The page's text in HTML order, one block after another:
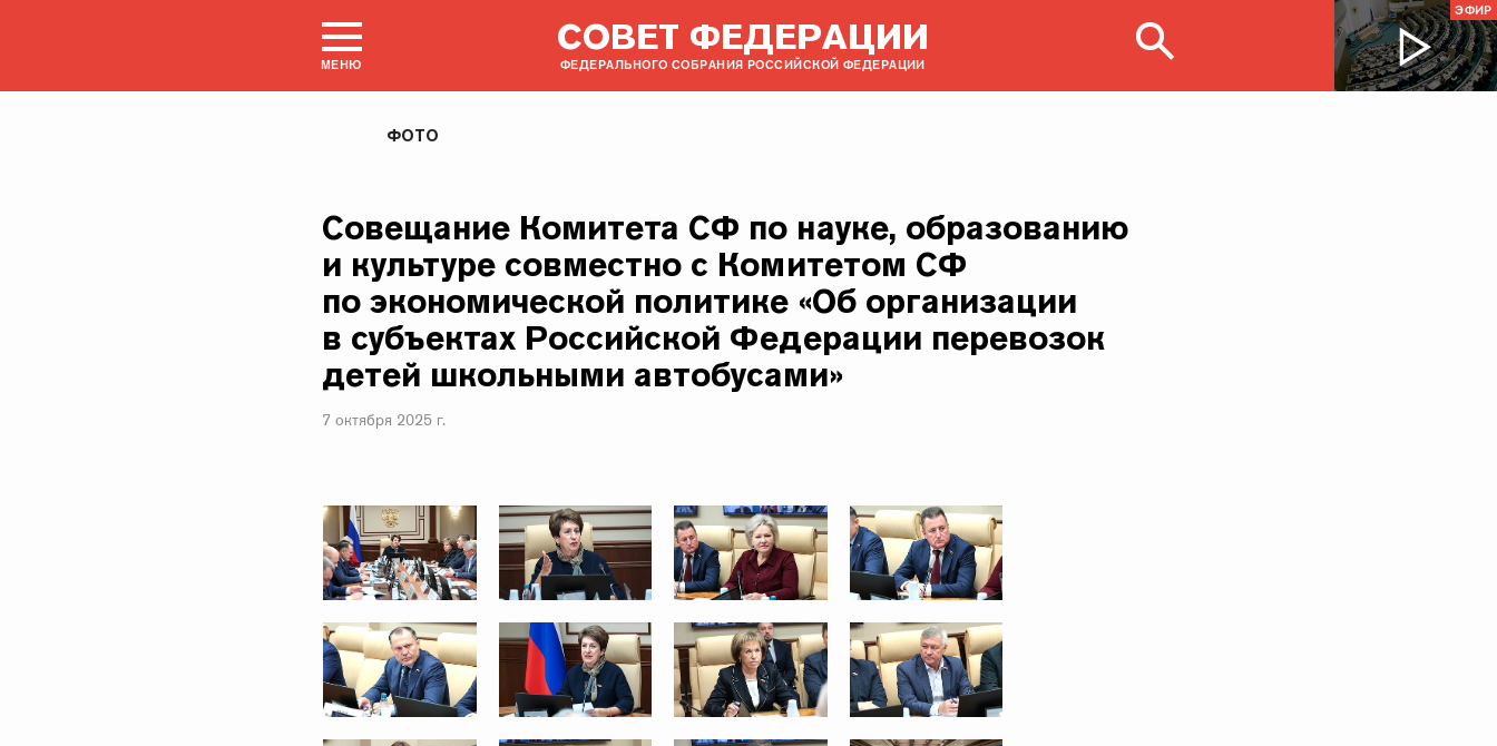
МЕНЮ
СОВЕТ ФЕДЕРАЦИИ
ФЕДЕРАЛЬНОГО СОБРАНИЯ РОССИЙСКОЙ ФЕДЕРАЦИИ
ЭФИР
ФОТО
Совещание Комитета СФ по науке, образованию
и культуре совместно с Комитетом СФ
по экономической политике «Об организации
в субъектах Российской Федерации перевозок
детей школьными автобусами»
7 октября 2025 г.